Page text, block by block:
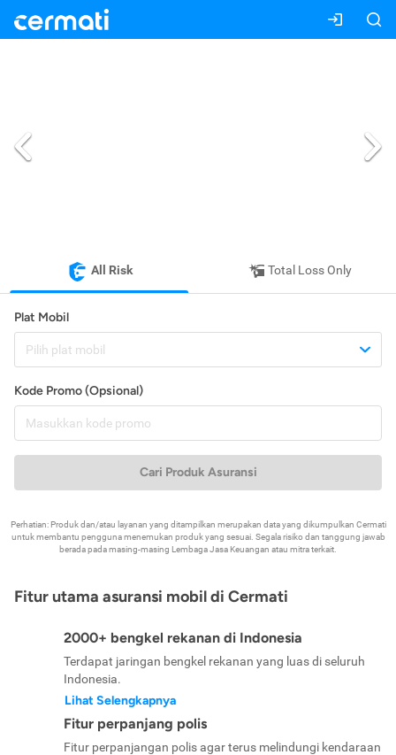
All Risk Total Loss Only
Plat Mobil
Pilih plat mobil
Kode Promo (Opsional)
Cari Produk Asuransi
Perhatian: Produk dan/atau layanan yang ditampilkan merupakan data yang dikumpulkan Cermati
untuk membantu pengguna menemukan produk yang sesuai. Segala risiko dan tanggung jawab
berada pada masing-masing Lembaga Jasa Keuangan atau mitra terkait.
Fitur utama asuransi mobil di Cermati
2000+ bengkel rekanan di Indonesia
Terdapat jaringan bengkel rekanan yang luas di seluruh
Indonesia.
Lihat Selengkapnya
Fitur perpanjang polis
Fitur perpanjangan polis agar terus melindungi kendaraan